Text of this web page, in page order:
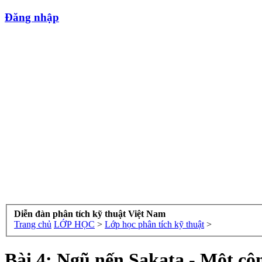
Đăng nhập
Diễn đàn phân tích kỹ thuật Việt Nam
Trang chủ LỚP HỌC > Lớp học phân tích kỹ thuật >